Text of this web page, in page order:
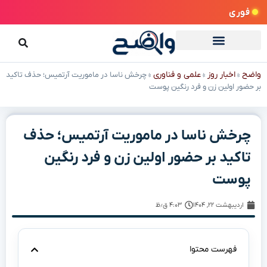
فوری
واضح »اخبار روز »علمی و فناوری »چرخش ناسا در ماموریت آرتمیس؛ حذف تاکید
بر حضور اولین زن و فرد رنگین پوست
چرخش ناسا در ماموریت آرتمیس؛ حذف
تاکید بر حضور اولین زن و فرد رنگین
پوست
اردیبهشت ۲۲, ۱۴۰۴ ۴:۰۳ ق٫ظ
فهرست محتوا